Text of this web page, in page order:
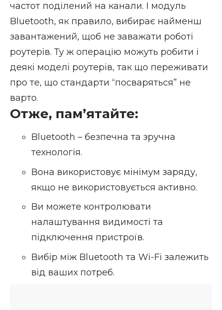
частот поділений на канали. І модуль
Bluetooth, як правило, вибирає найменш
завантажений, щоб не заважати роботі
роутерів. Ту ж операцію можуть робити і
деякі моделі роутерів, так що переживати
про те, що стандарти “посваряться” не
варто.
Отже, пам’ятайте:
Bluetooth – безпечна та зручна
технологія.
Вона використовує мінімум заряду,
якщо не використовується активно.
Ви можете контролювати
налаштування видимості та
підключення пристроїв.
Вибір між Bluetooth та Wi-Fi залежить
від ваших потреб.